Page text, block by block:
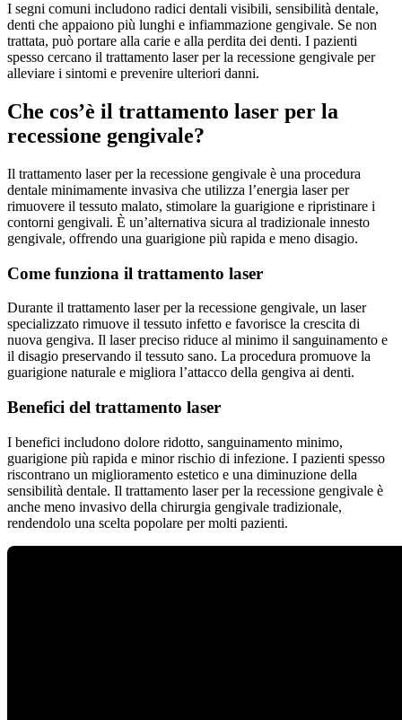
I segni comuni includono radici dentali visibili, sensibilità dentale,
denti che appaiono più lunghi e infiammazione gengivale. Se non
trattata, può portare alla carie e alla perdita dei denti. I pazienti
spesso cercano il trattamento laser per la recessione gengivale per
alleviare i sintomi e prevenire ulteriori danni.
Che cos’è il trattamento laser per la
recessione gengivale?
Il trattamento laser per la recessione gengivale è una procedura
dentale minimamente invasiva che utilizza l’energia laser per
rimuovere il tessuto malato, stimolare la guarigione e ripristinare i
contorni gengivali. È un’alternativa sicura al tradizionale innesto
gengivale, offrendo una guarigione più rapida e meno disagio.
Come funziona il trattamento laser
Durante il trattamento laser per la recessione gengivale, un laser
specializzato rimuove il tessuto infetto e favorisce la crescita di
nuova gengiva. Il laser preciso riduce al minimo il sanguinamento e
il disagio preservando il tessuto sano. La procedura promuove la
guarigione naturale e migliora l’attacco della gengiva ai denti.
Benefici del trattamento laser
I benefici includono dolore ridotto, sanguinamento minimo,
guarigione più rapida e minor rischio di infezione. I pazienti spesso
riscontrano un miglioramento estetico e una diminuzione della
sensibilità dentale. Il trattamento laser per la recessione gengivale è
anche meno invasivo della chirurgia gengivale tradizionale,
rendendolo una scelta popolare per molti pazienti.